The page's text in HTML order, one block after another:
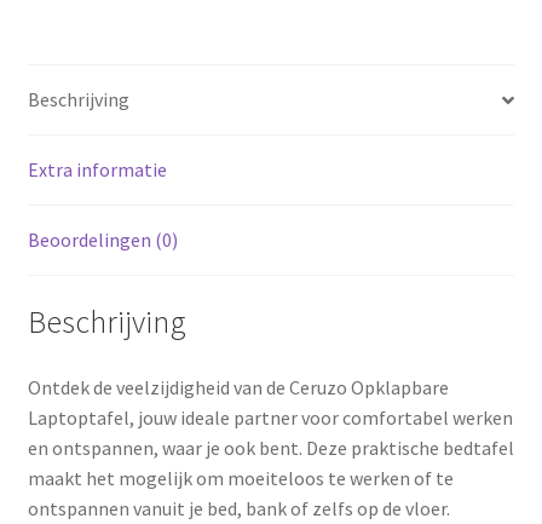
aantal
Beschrijving
Extra informatie
Beoordelingen (0)
Beschrijving
Ontdek de veelzijdigheid van de Ceruzo Opklapbare
Laptoptafel, jouw ideale partner voor comfortabel werken
en ontspannen, waar je ook bent. Deze praktische bedtafel
maakt het mogelijk om moeiteloos te werken of te
ontspannen vanuit je bed, bank of zelfs op de vloer.